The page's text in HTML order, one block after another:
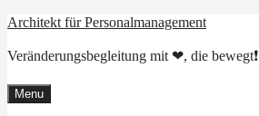
Skip
content
Architekt für Personalmanagement
Veränderungsbegleitung mit ❤, die bewegt❗
Menu